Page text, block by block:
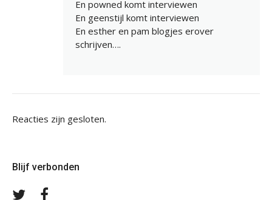
En powned komt interviewen
En geenstijl komt interviewen
En esther en pam blogjes erover
schrijven….
Reacties zijn gesloten.
Blijf verbonden
Volg